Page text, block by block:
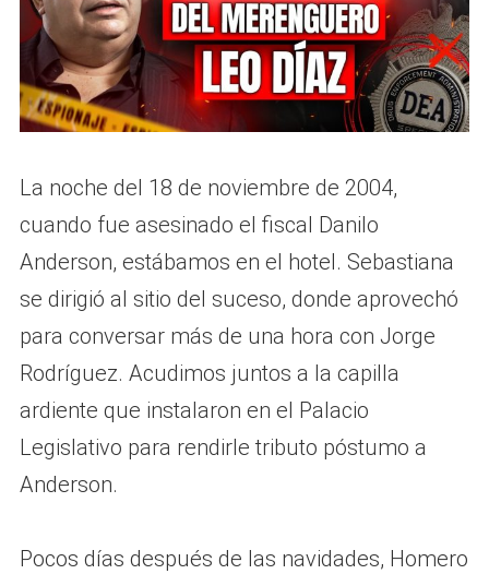
La noche del 18 de noviembre de 2004,
cuando fue asesinado el fiscal Danilo
Anderson, estábamos en el hotel. Sebastiana
se dirigió al sitio del suceso, donde aprovechó
para conversar más de una hora con Jorge
Rodríguez. Acudimos juntos a la capilla
ardiente que instalaron en el Palacio
Legislativo para rendirle tributo póstumo a
Anderson.
Pocos días después de las navidades, Homero